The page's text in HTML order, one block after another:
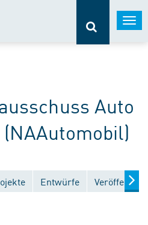
Auto
Entwürfe